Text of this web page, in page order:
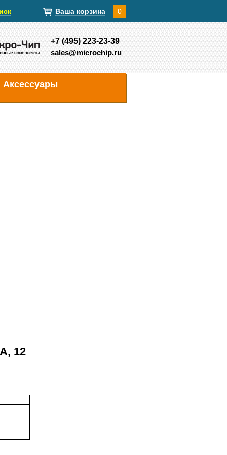
Ваша корзина 0
+7 (495) 223-23-39
sales@microchip.ru
Аксессуары
12